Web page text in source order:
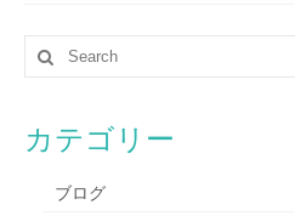
カテゴリー
ブログ